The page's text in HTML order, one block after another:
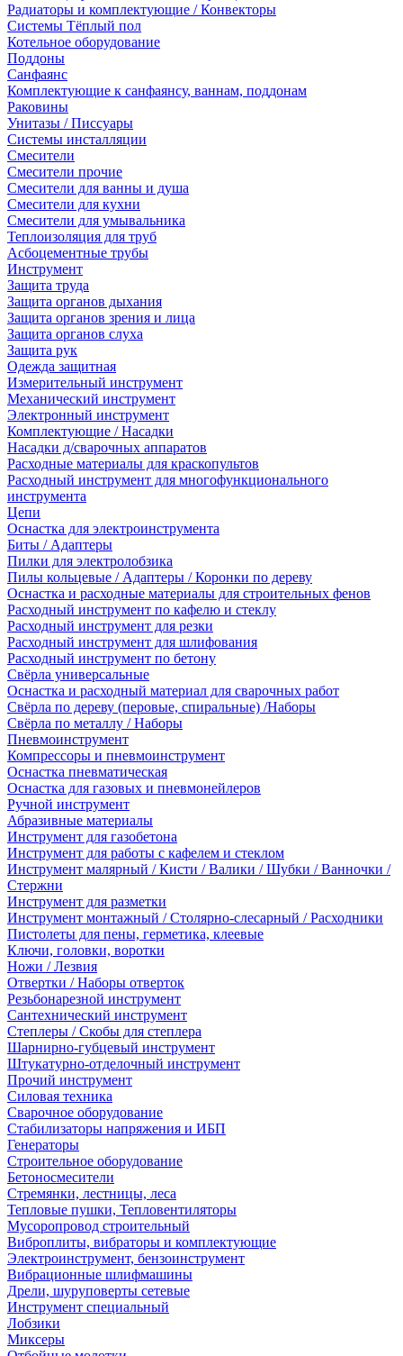
Радиаторы и комплектующие / Конвекторы
Системы Тёплый пол
Котельное оборудование
Поддоны
Санфаянс
Комплектующие к санфаянсу, ваннам, поддонам
Раковины
Унитазы / Писсуары
Системы инсталляции
Смесители
Смесители прочие
Смесители для ванны и душа
Смесители для кухни
Смесители для умывальника
Теплоизоляция для труб
Асбоцементные трубы
Инструмент
Защита труда
Защита органов дыхания
Защита органов зрения и лица
Защита органов слуха
Защита рук
Одежда защитная
Измерительный инструмент
Механический инструмент
Электронный инструмент
Комплектующие / Насадки
Насадки д/сварочных аппаратов
Расходные материалы для краскопультов
Расходный инструмент для многофункционального
инструмента
Цепи
Оснастка для электроинструмента
Биты / Адаптеры
Пилки для электролобзика
Пилы кольцевые / Адаптеры / Коронки по дереву
Оснастка и расходные материалы для строительных фенов
Расходный инструмент по кафелю и стеклу
Расходный инструмент для резки
Расходный инструмент для шлифования
Расходный инструмент по бетону
Свёрла универсальные
Оснастка и расходный материал для сварочных работ
Свёрла по дереву (перовые, спиральные) /Наборы
Свёрла по металлу / Наборы
Пневмоинструмент
Компрессоры и пневмоинструмент
Оснастка пневматическая
Оснастка для газовых и пневмонейлеров
Ручной инструмент
Абразивные материалы
Инструмент для газобетона
Инструмент для работы с кафелем и стеклом
Инструмент малярный / Кисти / Валики / Шубки / Ванночки /
Стержни
Инструмент для разметки
Инструмент монтажный / Столярно-слесарный / Расходники
Пистолеты для пены, герметика, клеевые
Ключи, головки, воротки
Ножи / Лезвия
Отвертки / Наборы отверток
Резьбонарезной инструмент
Сантехнический инструмент
Степлеры / Скобы для степлера
Шарнирно-губцевый инструмент
Штукатурно-отделочный инструмент
Прочий инструмент
Силовая техника
Сварочное оборудование
Стабилизаторы напряжения и ИБП
Генераторы
Строительное оборудование
Бетоносмесители
Стремянки, лестницы, леса
Тепловые пушки, Тепловентиляторы
Мусоропровод строительный
Виброплиты, вибраторы и комплектующие
Электроинструмент, бензоинструмент
Вибрационные шлифмашины
Дрели, шуруповерты сетевые
Инструмент специальный
Лобзики
Миксеры